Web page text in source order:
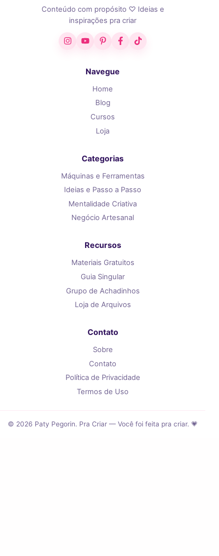
Conteúdo com propósito ♡ Ideias e
inspirações pra criar
InstagramYouTubePinterestFacebook
TikTok
Navegue
Home
Blog
Cursos
Loja
Categorias
Máquinas e Ferramentas
Ideias e Passo a Passo
Mentalidade Criativa
Negócio Artesanal
Recursos
Materiais Gratuitos
Guia Singular
Grupo de Achadinhos
Loja de Arquivos
Contato
Sobre
Contato
Política de Privacidade
Termos de Uso
© 2026 Paty Pegorin. Pra Criar — Você foi feita pra criar. 💗